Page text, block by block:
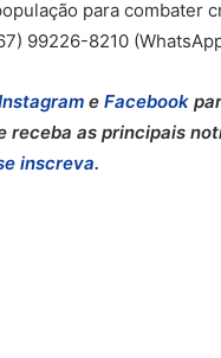
para combater
99226-8210
e Facebook
receba as principais
inscreva.